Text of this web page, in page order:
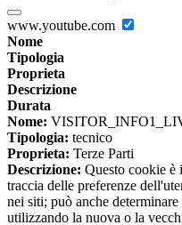
www.youtube.com
Nome
Tipologia
Proprieta
Descrizione
Durata
Nome:
Tipologia: tecnico
Proprieta: Terze Parti
Descrizione: Questo cookie è
traccia delle preferenze
nei siti; può anche
utilizzando la nuova o la